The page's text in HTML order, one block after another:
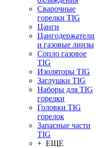
Сварочные
горелки TIG
Цанги
Цангодержатели
и газовые линзы
Сопло газовое
TIG
Изоляторы TIG
Заглушки TIG
Наборы для TIG
горелки
Головки TIG
горелок
Запасные части
TIG
+ ЕЩЕ